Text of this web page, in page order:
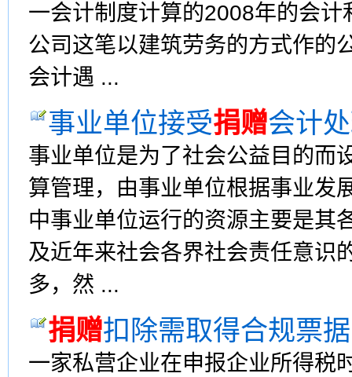
一会计制度计算的2008年的会
公司这笔以建筑劳务的方式作的
会计遇 ...
事业单位接受捐赠会计
事业单位是为了社会公益目的而
算管理，由事业单位根据事业发
中事业单位运行的资源主要是其
及近年来社会各界社会责任意识
多，然 ...
捐赠扣除需取得合规票据
一家私营企业在申报企业所得税